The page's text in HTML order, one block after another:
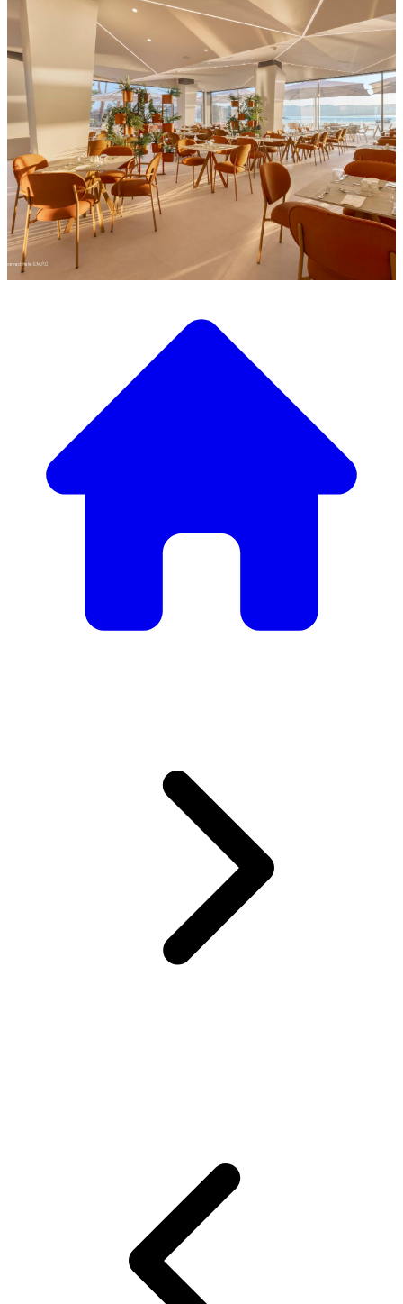
Descubra a nossa ampla seleção de mobiliário de design
Nosso Catálogo de
Mobiliário
temos tudo o que precisa para criar o ambiente perfeito.